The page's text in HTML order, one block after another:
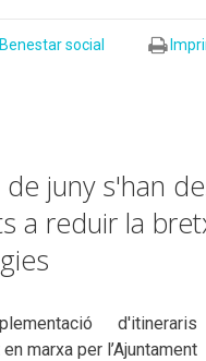
Benestar social
juny s'han
a reduir la
d'itineraris
marxa per l’Ajuntament